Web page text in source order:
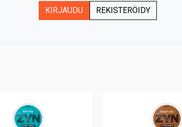
KIRJAUDU REKISTERÖIDY